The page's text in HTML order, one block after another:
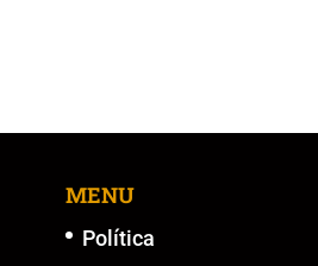
b
o
k
A Li
MENU
Política